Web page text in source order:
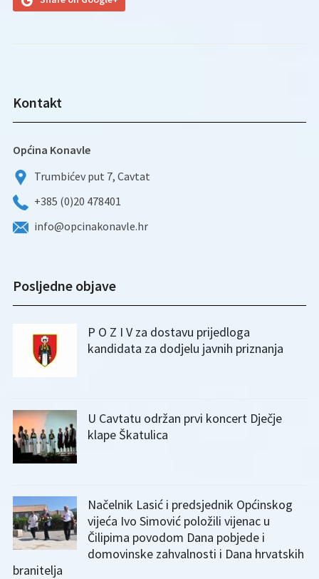
Kontakt
Općina Konavle
Trumbićev put 7, Cavtat
+385 (0)20 478401
info@opcinakonavle.hr
Posljedne objave
P O Z I V za dostavu prijedloga
kandidata za dodjelu javnih priznanja
U Cavtatu održan prvi koncert Dječje
klape Škatulica
Načelnik Lasić i predsjednik Općinskog
vijeća Ivo Simović položili vijenac u
Čilipima povodom Dana pobjede i
domovinske zahvalnosti i Dana hrvatskih
branitelja